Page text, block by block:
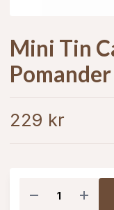
Mini Tin
229 kr